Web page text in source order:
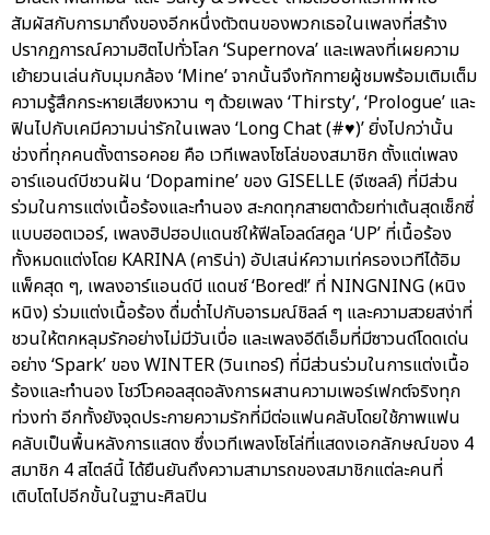
สัมผัสกับการมาถึงของอีกหนึ่งตัวตนของพวกเธอในเพลงที่สร้าง
ปรากฏการณ์ความฮิตไปทั่วโลก ‘Supernova’ และเพลงที่เผยความ
เย้ายวนเล่นกับมุมกล้อง ‘Mine’ จากนั้นจึงทักทายผู้ชมพร้อมเติมเต็ม
ความรู้สึกกระหายเสียงหวาน ๆ ด้วยเพลง ‘Thirsty’, ‘Prologue’ และ
ฟินไปกับเคมีความน่ารักในเพลง ‘Long Chat (#♥)’ ยิ่งไปกว่านั้น
ช่วงที่ทุกคนตั้งตารอคอย คือ เวทีเพลงโซโล่ของสมาชิก ตั้งแต่เพลง
อาร์แอนด์บีชวนฝัน ‘Dopamine’ ของ GISELLE (จีเซลล์) ที่มีส่วน
ร่วมในการแต่งเนื้อร้องและทำนอง สะกดทุกสายตาด้วยท่าเต้นสุดเซ็กซี่
แบบฮอตเวอร์, เพลงฮิปฮอปแดนซ์ให้ฟีลโอลด์สคูล ‘UP’ ที่เนื้อร้อง
ทั้งหมดแต่งโดย KARINA (คาริน่า) อัปเสน่ห์ความเท่ครองเวทีได้อิม
แพ็คสุด ๆ, เพลงอาร์แอนด์บี แดนซ์ ‘Bored!’ ที่ NINGNING (หนิง
หนิง) ร่วมแต่งเนื้อร้อง ดื่มด่ำไปกับอารมณ์ชิลล์ ๆ และความสวยสง่าที่
ชวนให้ตกหลุมรักอย่างไม่มีวันเบื่อ และเพลงอีดีเอ็มที่มีซาวนด์โดดเด่น
อย่าง ‘Spark’ ของ WINTER (วินเทอร์) ที่มีส่วนร่วมในการแต่งเนื้อ
ร้องและทำนอง โชว์โวคอลสุดอลังการผสานความเพอร์เฟกต์จริงทุก
ท่วงท่า อีกทั้งยังจุดประกายความรักที่มีต่อแฟนคลับโดยใช้ภาพแฟน
คลับเป็นพื้นหลังการแสดง ซึ่งเวทีเพลงโซโล่ที่แสดงเอกลักษณ์ของ 4
สมาชิก 4 สไตล์นี้ ได้ยืนยันถึงความสามารถของสมาชิกแต่ละคนที่
เติบโตไปอีกขั้นในฐานะศิลปิน